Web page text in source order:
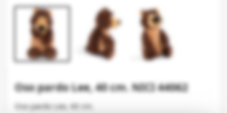
Oso pardo Lee, 40 cm. NICI 44062
Oso pardo Lee, 40 cm.